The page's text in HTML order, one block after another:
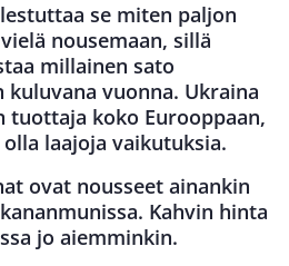
se miten paljon
nousemaan, sillä
millainen sato
kuluvana vuonna. Ukraina
tuottaja koko Eurooppaan,
laajoja vaikutuksia.
ovat nousseet ainankin
Kahvin hinta
jo aiemminkin.